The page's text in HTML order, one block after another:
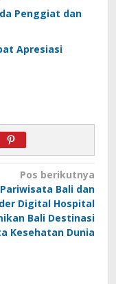
Penggiat dan
Apresiasi
Pos berikutnya
Bali dan
Digital Hospital
Bali Destinasi
Kesehatan Dunia